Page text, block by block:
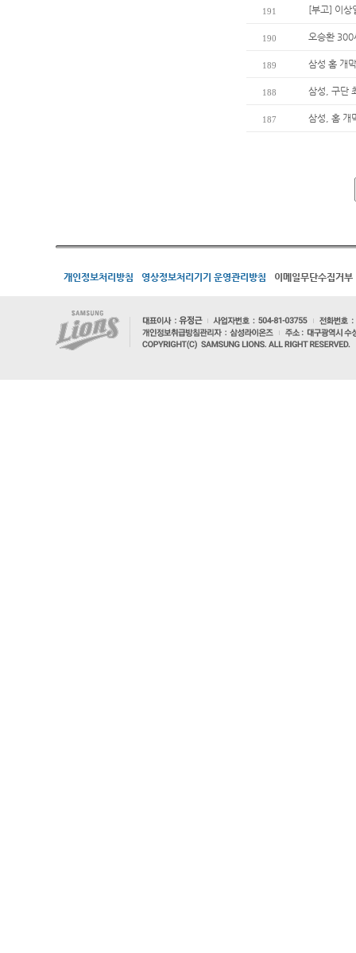
191 [부고] 이상
190 오승환 300
189 삼성 홈 개
188 삼성, 구단
187 삼성, 홈 개
개인정보처리방침 영상정보처리기기 운영관리방침 이메일무단수집거부